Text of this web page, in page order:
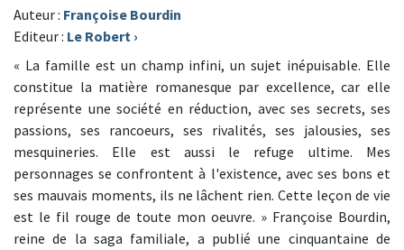
Auteur : Françoise Bourdin
Editeur : Le Robert ›
« La famille est un champ infini, un sujet inépuisable. Elle
constitue la matière romanesque par excellence, car elle
représente une société en réduction, avec ses secrets, ses
passions, ses rancoeurs, ses rivalités, ses jalousies, ses
mesquineries. Elle est aussi le refuge ultime. Mes
personnages se confrontent à l'existence, avec ses bons et
ses mauvais moments, ils ne lâchent rien. Cette leçon de vie
est le fil rouge de toute mon oeuvre. » Françoise Bourdin,
reine de la saga familiale, a publié une cinquantaine de